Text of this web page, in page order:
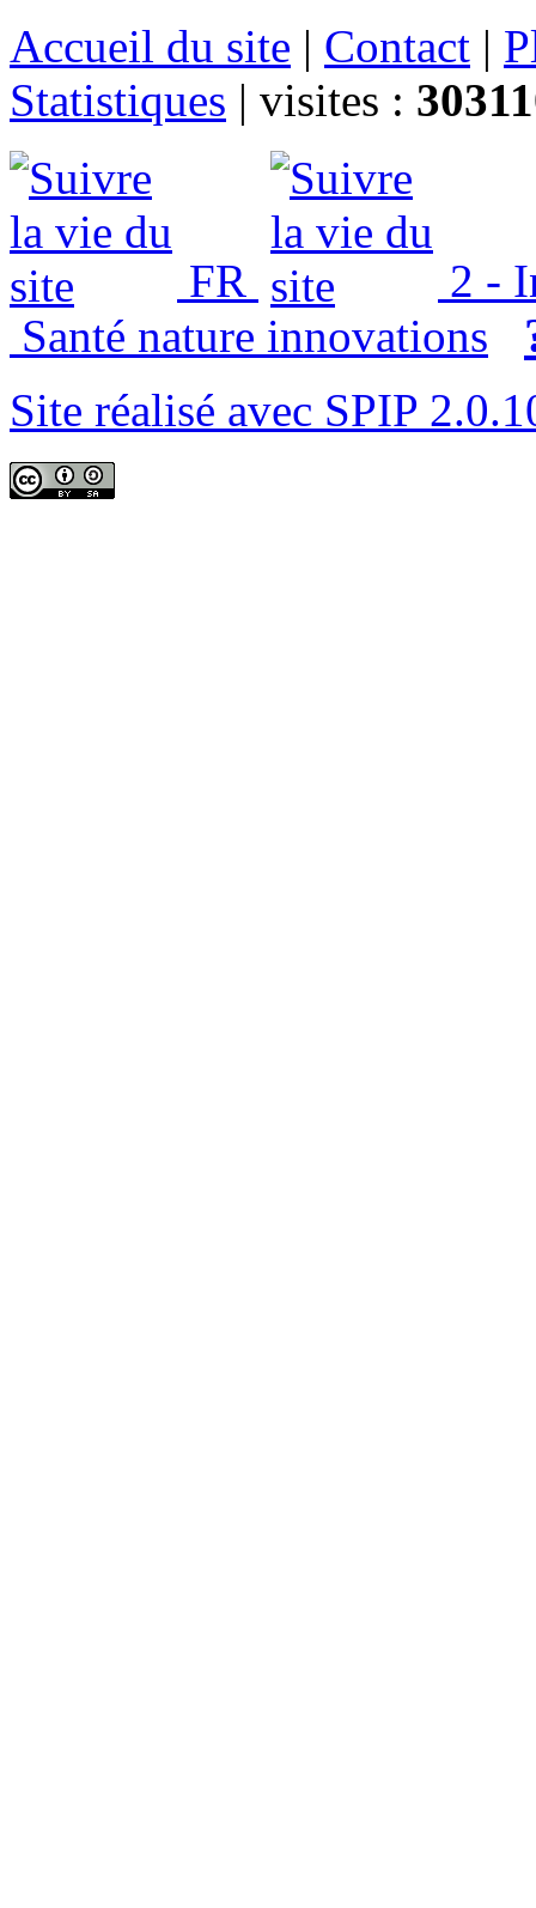
Accueil du site | Contact |
Statistiques | visites :
FR
2 -
Santé nature innovations
Site réalisé avec SPIP